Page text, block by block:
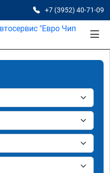
+7 (3952) 40-71-09